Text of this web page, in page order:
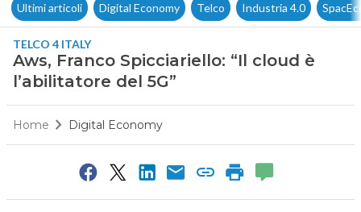
Ultimi articoli Digital Economy Telco Industria 4.0
TELCO 4 ITALY
Aws, Franco Spicciariello: “Il cloud è
l’abilitatore del 5G”
Home Digital Economy